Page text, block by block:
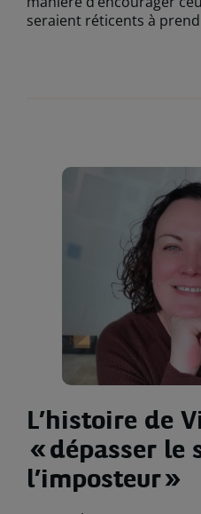
seraient réticents à
L’histoire de
« dépasser le
l’imposteur »